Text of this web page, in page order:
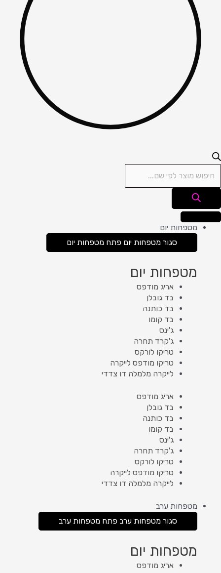
מטפחות יום
סגור מטפחות יום פתח מטפחות יום
מטפחות יום
אריג מודפס
בד גובלן
בד כותנה
בד קומו
ג'ינס
ג'קרד תחרה
טריקו לורקס
טריקו מודפס לייקרה
לייקרה מלמלה דו צדדי
אריג מודפס
בד גובלן
בד כותנה
בד קומו
ג'ינס
ג'קרד תחרה
טריקו לורקס
טריקו מודפס לייקרה
לייקרה מלמלה דו צדדי
מטפחות ערב
סגור מטפחות ערב פתח מטפחות ערב
מטפחות יום
אריג מודפס